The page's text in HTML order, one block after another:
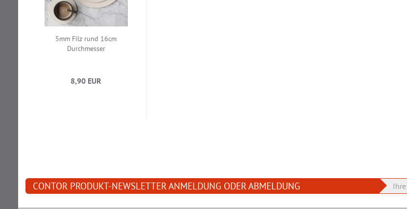
5mm Filz rund 16cm
Durchmesser
8,90 EUR
CONTOR PRODUKT-NEWSLETTER ANMELDUNG ODER ABMELDUNG